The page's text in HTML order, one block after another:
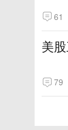
61
美
79